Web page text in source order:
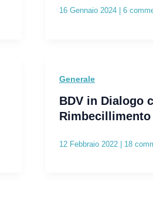
16 Gennaio 2024 6
Generale
BDV in Dialogo
Rimbecillimento
12 Febbraio 2022 18